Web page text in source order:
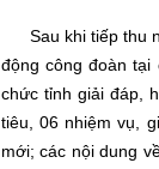
Sau khi tiếp thu
động công đoàn
chức tỉnh giải đáp,
tiêu, 06 nhiệm vụ,
mới; các nội dung